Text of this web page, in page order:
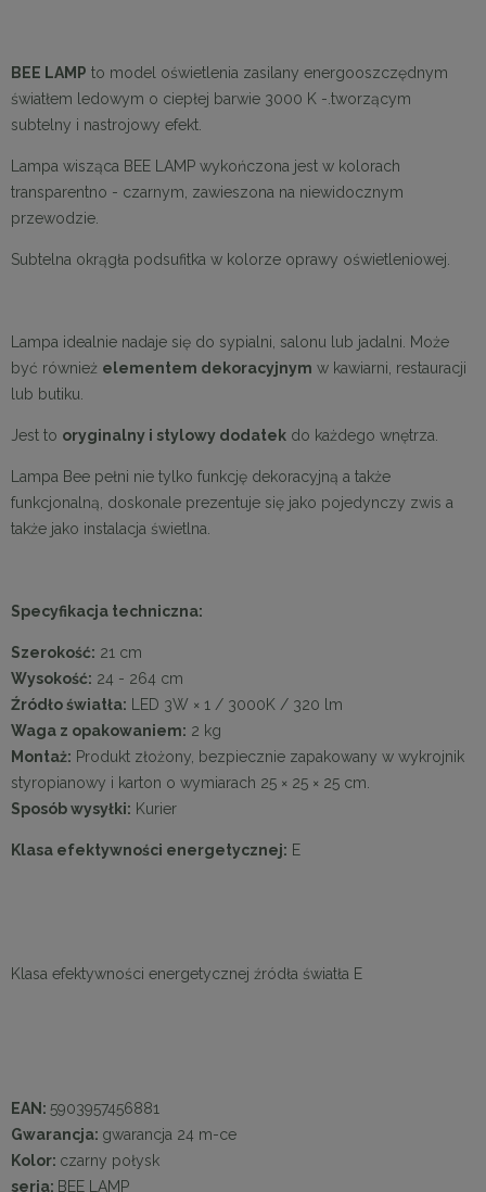
BEE LAMP to model oświetlenia zasilany energooszczędnym
światłem ledowym o ciepłej barwie 3000 K -.tworzącym
subtelny i nastrojowy efekt.
Lampa wisząca BEE LAMP wykończona jest w kolorach
transparentno - czarnym, zawieszona na niewidocznym
przewodzie.
Subtelna okrągła podsufitka w kolorze oprawy oświetleniowej.
Lampa idealnie nadaje się do sypialni, salonu lub jadalni. Może
być również elementem dekoracyjnym w kawiarni, restauracji
lub butiku.
Jest to oryginalny i stylowy dodatek do każdego wnętrza.
Lampa Bee pełni nie tylko funkcję dekoracyjną a także
funkcjonalną, doskonale prezentuje się jako pojedynczy zwis a
także jako instalacja świetlna.
Specyfikacja techniczna:
Szerokość: 21 cm
Wysokość: 24 - 264 cm
Źródło światła: LED 3W × 1 / 3000K / 320 lm
Waga z opakowaniem: 2 kg
Montaż: Produkt złożony, bezpiecznie zapakowany w wykrojnik
styropianowy i karton o wymiarach 25 × 25 × 25 cm.
Sposób wysyłki: Kurier
Klasa efektywności energetycznej: E
Klasa efektywności energetycznej źródła światła E
EAN: 5903957456881
Gwarancja: gwarancja 24 m-ce
Kolor: czarny połysk
seria: BEE LAMP